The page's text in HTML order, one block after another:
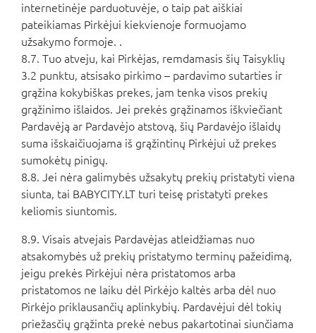
internetinėje parduotuvėje, o taip pat aiškiai
pateikiamas Pirkėjui kiekvienoje formuojamo
užsakymo formoje. .
8.7. Tuo atveju, kai Pirkėjas, remdamasis šių Taisyklių
3.2 punktu, atsisako pirkimo – pardavimo sutarties ir
grąžina kokybiškas prekes, jam tenka visos prekių
grąžinimo išlaidos. Jei prekės grąžinamos iškviečiant
Pardavėją ar Pardavėjo atstovą, šių Pardavėjo išlaidų
suma išskaičiuojama iš grąžintinų Pirkėjui už prekes
sumokėtų pinigų.
8.8. Jei nėra galimybės užsakytų prekių pristatyti viena
siunta, tai BABYCITY.LT turi teisę pristatyti prekes
keliomis siuntomis.
8.9. Visais atvejais Pardavėjas atleidžiamas nuo
atsakomybės už prekių pristatymo terminų pažeidimą,
jeigu prekės Pirkėjui nėra pristatomos arba
pristatomos ne laiku dėl Pirkėjo kaltės arba dėl nuo
Pirkėjo priklausančių aplinkybių. Pardavėjui dėl tokių
priežasčių grąžinta prekė nebus pakartotinai siunčiama